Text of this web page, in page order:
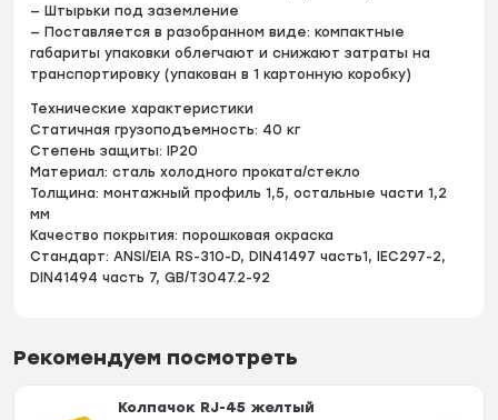
— Штырьки под заземление
— Поставляется в разобранном виде: компактные
габариты упаковки облегчают и снижают затраты на
транспортировку (упакован в 1 картонную коробку)
Технические характеристики
Статичная грузоподъемность: 40 кг
Степень защиты: IP20
Материал: сталь холодного проката/стекло
Толщина: монтажный профиль 1,5, остальные части 1,2
мм
Качество покрытия: порошковая окраска
Стандарт: ANSI/EIA RS-310-D, DIN41497 часть1, IEC297-2,
DIN41494 часть 7, GB/T3047.2-92
Рекомендуем посмотреть
Колпачок RJ-45 желтый